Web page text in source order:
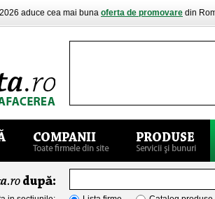
aduce cea mai buna oferta de promovare din